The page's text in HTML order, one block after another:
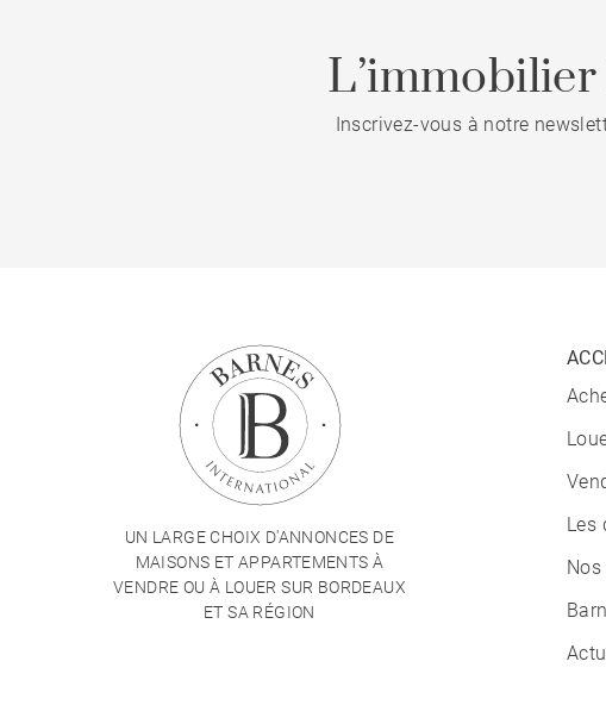
Inscrivez-vous à notre
UN LARGE CHOIX D'ANNONCES DE
MAISONS ET APPARTEMENTS À
VENDRE OU À LOUER SUR BORDEAUX
ET SA RÉGION
Les